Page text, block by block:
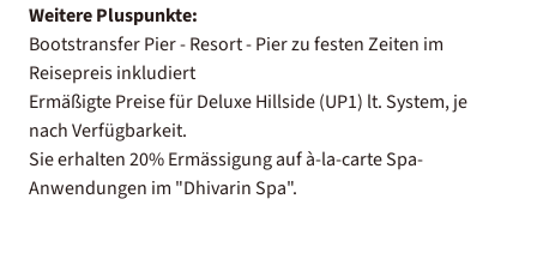
Weitere Pluspunkte:
Bootstransfer Pier - Resort - Pier zu festen Zeiten im
Reisepreis inkludiert
Ermäßigte Preise für Deluxe Hillside (UP1) lt. System, je
nach Verfügbarkeit.
Sie erhalten 20% Ermässigung auf à-la-carte Spa-
Anwendungen im "Dhivarin Spa".